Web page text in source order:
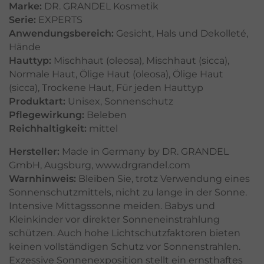
Marke: DR. GRANDEL Kosmetik
Serie: EXPERTS
Anwendungsbereich: Gesicht, Hals und Dekolleté,
Hände
Hauttyp: Mischhaut (oleosa), Mischhaut (sicca),
Normale Haut, Ölige Haut (oleosa), Ölige Haut
(sicca), Trockene Haut, Für jeden Hauttyp
Produktart: Unisex, Sonnenschutz
Pflegewirkung: Beleben
Reichhaltigkeit: mittel
Hersteller: Made in Germany by DR. GRANDEL
GmbH, Augsburg, www.drgrandel.com
Warnhinweis: Bleiben Sie, trotz Verwendung eines
Sonnenschutzmittels, nicht zu lange in der Sonne.
Intensive Mittagssonne meiden. Babys und
Kleinkinder vor direkter Sonneneinstrahlung
schützen. Auch hohe Lichtschutzfaktoren bieten
keinen vollständigen Schutz vor Sonnenstrahlen.
Exzessive Sonnenexposition stellt ein ernsthaftes